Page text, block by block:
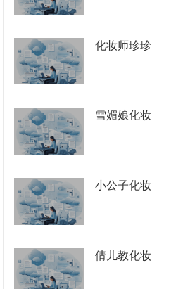
化妆师珍珍
雪媚娘化妆
小公子化妆
倩儿教化妆